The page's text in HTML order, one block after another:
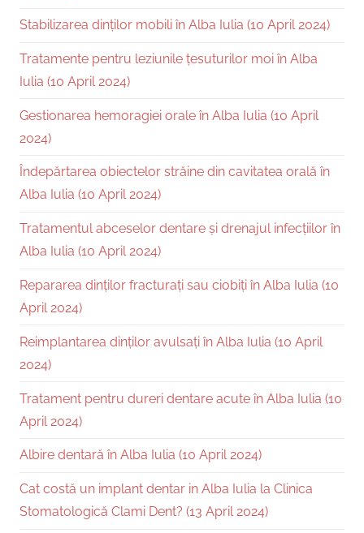
Stabilizarea dinților mobili în Alba Iulia (10 April 2024)
Tratamente pentru leziunile țesuturilor moi în Alba
Iulia (10 April 2024)
Gestionarea hemoragiei orale în Alba Iulia (10 April
2024)
Îndepărtarea obiectelor străine din cavitatea orală în
Alba Iulia (10 April 2024)
Tratamentul abceselor dentare și drenajul infecțiilor în
Alba Iulia (10 April 2024)
Repararea dinților fracturați sau ciobiți în Alba Iulia (10
April 2024)
Reimplantarea dinților avulsați în Alba Iulia (10 April
2024)
Tratament pentru dureri dentare acute în Alba Iulia (10
April 2024)
Albire dentară în Alba Iulia (10 April 2024)
Cat costă un implant dentar in Alba Iulia la Clinica
Stomatologică Clami Dent? (13 April 2024)